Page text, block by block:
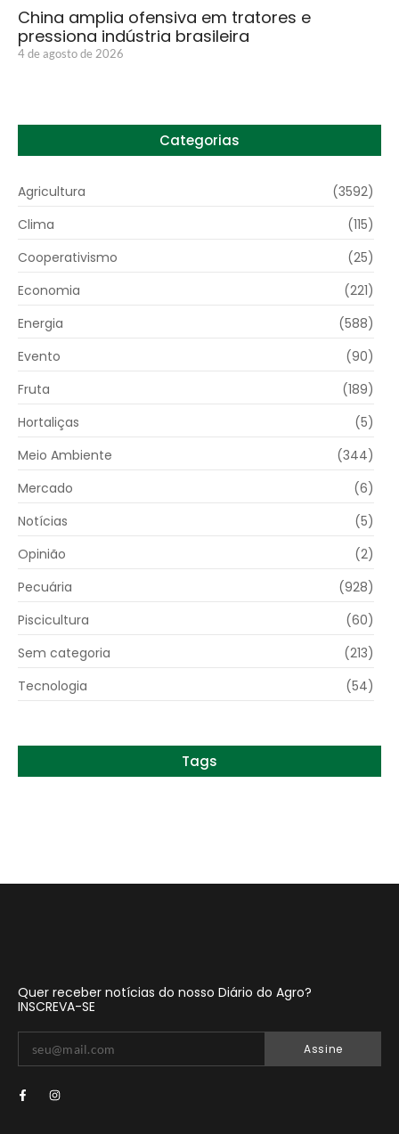
China amplia ofensiva em tratores e
pressiona indústria brasileira
4 de agosto de 2026
Categorias
Agricultura
(3592)
Clima
(115)
Cooperativismo
(25)
Economia
(221)
Energia
(588)
Evento
(90)
Fruta
(189)
Hortaliças
(5)
Meio Ambiente
(344)
Mercado
(6)
Notícias
(5)
Opinião
(2)
Pecuária
(928)
Piscicultura
(60)
Sem categoria
(213)
Tecnologia
(54)
Tags
Quer receber notícias do nosso Diário do Agro?
INSCREVA-SE
Assine